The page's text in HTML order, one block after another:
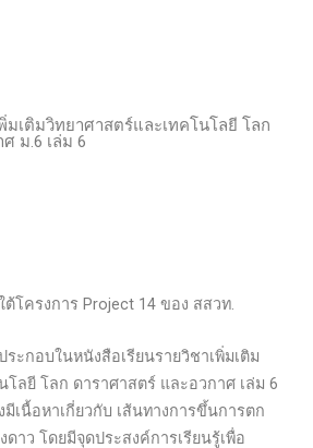
มเติมวิทยาศาสตร์และเทคโนโลยี โลก
ม.6 เล่ม 6
โครงการ Project 14 ของ สสวท.
ะกอบในหนังสือเรียนรายวิชาเพิ่มเติม
โลยี โลก ดาราศาสตร์ และอวกาศ เล่ม 6
เนื้อหาเกี่ยวกับ เส้นทางการขึ้นการตก
าว โดยมีจุดประสงค์การเรียนรู้เพื่อ